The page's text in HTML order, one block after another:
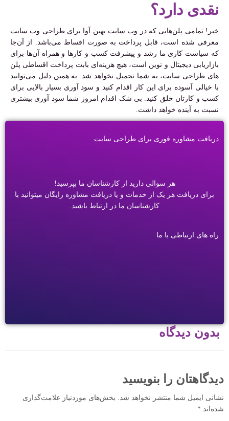
نقدی دارد؟
خیر! تمامی پلن‌هایی که در وب سایت بهین آوا برای طراحی وب سایت
معرفی شده است، قابل پرداخت به صورت اقساط می‌باشد. از آن‌جا
که سیاست کاری ما رشد و پیشرفت کسب و کارها و همراه آن‌ها برای
بازاریابی دیجیتال و نوین است، هیچ هزینه‌ای بابت پرداخت اقساطی پلن‌
های طراحی سایت، به شما تحمیل نخواهد شد. به همین دلیل می‌توانید
با خیالی آسوده برای این کار اقدام کنید و سود آوری بسیار بالایی برای
کسب و کارتان خلق کنید. بی شک اقدام امروز شما سود آوری بیشتری
نسبت به آینده خواهد داشت.
دریافت مشاوره فوری برای طراحی سایت
هر سوالی دارید از کارشناسان ما بپرسید!
برای دریافت هر یک از خدمات و یا دریافت مشاوره رایگان میتوانید با
کارشناسان ما در ارتباط باشید.
راه های ارتباطی با ما
بدون دیدگاه
دیدگاهتان را بنویسید
نشانی ایمیل شما منتشر نخواهد شد.
بخش‌های موردنیاز علامت‌گذاری
شده‌اند *